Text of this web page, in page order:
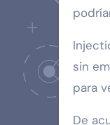
sin
para
De